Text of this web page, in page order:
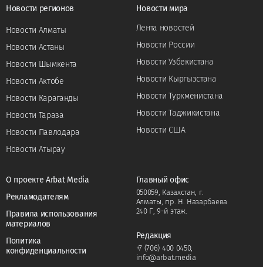
Новости регионов
Новости Алматы
Новости Астаны
Новости Шымкента
Новости Актобе
Новости Караганды
Новости Тараза
Новости Павлодара
Новости Атырау
Новости мира
Лента новостей
Новости России
Новости Узбекистана
Новости Кыргызстана
Новости Туркменистана
Новости Таджикистана
Новости США
О проекте Arbat Media
Рекламодателям
Правила использования
материалов
Политика
конфиденциальности
Главный офис
050059, Казахстан, г.
Алматы, пр. Н. Назарбаева
240 Г, 9-й этаж.
Редакция
+7 (706) 400 0450,
info@arbat.media